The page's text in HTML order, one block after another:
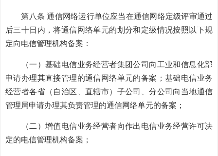
第八条 通信网络运行单位应当在通信网络定级评审通过
后三十日内，将通信网络单元的划分和定级情况按照以下规
定向电信管理机构备案：
（一）基础电信业务经营者集团公司向工业和信息化部
申请办理其直接管理的通信网络单元的备案；基础电信业务
经营者各省（自治区、直辖市）子公司、分公司向当地通信
管理局申请办理其负责管理的通信网络单元的备案；
（二）增值电信业务经营者向作出电信业务经营许可决
定的电信管理机构备案；